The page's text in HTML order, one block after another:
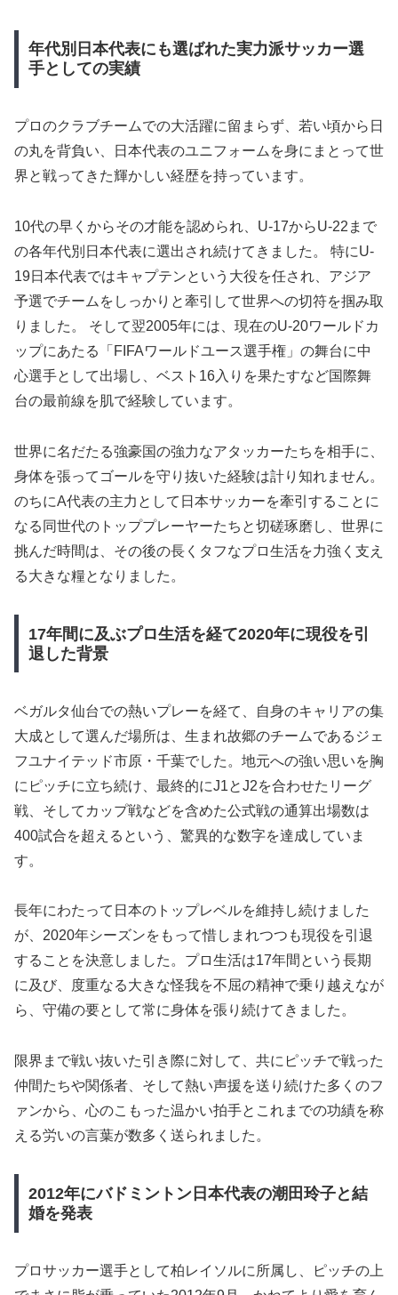
年代別日本代表にも選ばれた実力派サッカー選
手としての実績
プロのクラブチームでの大活躍に留まらず、若い頃から日
の丸を背負い、日本代表のユニフォームを身にまとって世
界と戦ってきた輝かしい経歴を持っています。
10代の早くからその才能を認められ、U-17からU-22まで
の各年代別日本代表に選出され続けてきました。 特にU-
19日本代表ではキャプテンという大役を任され、アジア
予選でチームをしっかりと牽引して世界への切符を掴み取
りました。 そして翌2005年には、現在のU-20ワールドカ
ップにあたる「FIFAワールドユース選手権」の舞台に中
心選手として出場し、ベスト16入りを果たすなど国際舞
台の最前線を肌で経験しています。
世界に名だたる強豪国の強力なアタッカーたちを相手に、
身体を張ってゴールを守り抜いた経験は計り知れません。
のちにA代表の主力として日本サッカーを牽引することに
なる同世代のトッププレーヤーたちと切磋琢磨し、世界に
挑んだ時間は、その後の長くタフなプロ生活を力強く支え
る大きな糧となりました。
17年間に及ぶプロ生活を経て2020年に現役を引
退した背景
ベガルタ仙台での熱いプレーを経て、自身のキャリアの集
大成として選んだ場所は、生まれ故郷のチームであるジェ
フユナイテッド市原・千葉でした。地元への強い思いを胸
にピッチに立ち続け、最終的にJ1とJ2を合わせたリーグ
戦、そしてカップ戦などを含めた公式戦の通算出場数は
400試合を超えるという、驚異的な数字を達成していま
す。
長年にわたって日本のトップレベルを維持し続けました
が、2020年シーズンをもって惜しまれつつも現役を引退
することを決意しました。プロ生活は17年間という長期
に及び、度重なる大きな怪我を不屈の精神で乗り越えなが
ら、守備の要として常に身体を張り続けてきました。
限界まで戦い抜いた引き際に対して、共にピッチで戦った
仲間たちや関係者、そして熱い声援を送り続けた多くのフ
ァンから、心のこもった温かい拍手とこれまでの功績を称
える労いの言葉が数多く送られました。
2012年にバドミントン日本代表の潮田玲子と結
婚を発表
プロサッカー選手として柏レイソルに所属し、ピッチの上